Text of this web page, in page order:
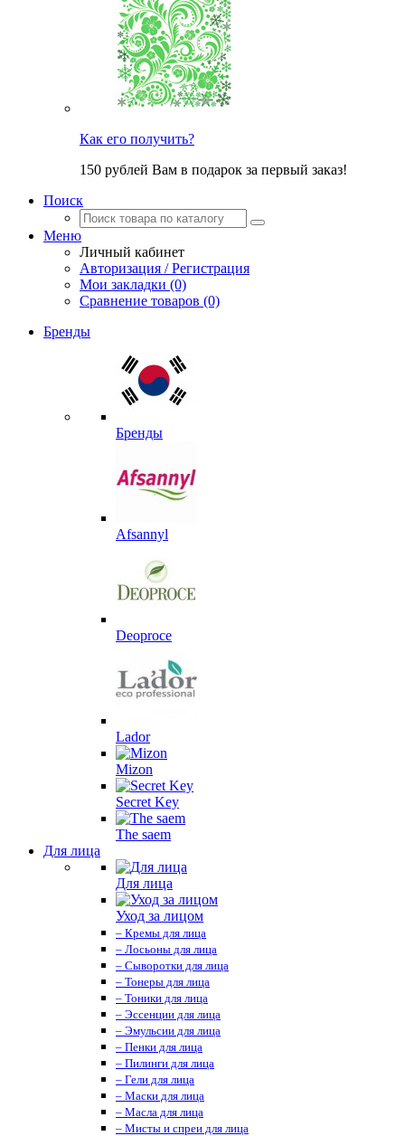
Как его получить?
150 рублей Вам в подарок за первый заказ!
Поиск
Меню
Личный кабинет
Авторизация / Регистрация
Мои закладки (0)
Сравнение товаров (0)
Бренды
Бренды
Afsannyl
Deoproce
Lador
Mizon
Secret Key
The saem
Для лица
Для лица
Уход за лицом
– Кремы для лица
– Лосьоны для лица
– Сыворотки для лица
– Тонеры для лица
– Тоники для лица
– Эссенции для лица
– Эмульсии для лица
– Пенки для лица
– Пилинги для лица
– Гели для лица
– Маски для лица
– Масла для лица
– Мисты и спреи для лица